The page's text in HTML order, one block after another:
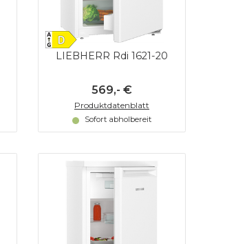
LIEBHERR Rdi 1621-20
569,- €
Produktdatenblatt
Sofort abholbereit